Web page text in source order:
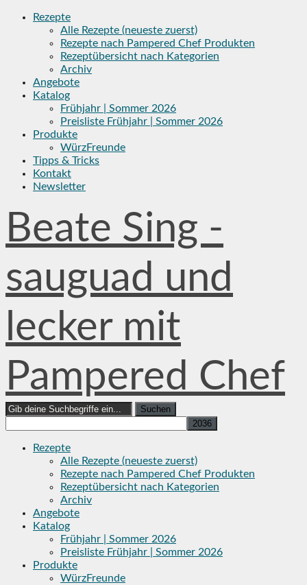
Skip
Rezepte
Alle Rezepte (neueste zuerst)
Rezepte nach Pampered Chef Produkten
Rezeptübersicht nach Kategorien
Archiv
Angebote
Katalog
Frühjahr | Sommer 2026
Preisliste Frühjahr | Sommer 2026
Produkte
WürzFreunde
Tipps & Tricks
Kontakt
Newsletter
Beate Sing -
sauguad und
lecker mit
Pampered Chef
Search
for:
Rezepte
Alle Rezepte (neueste zuerst)
Rezepte nach Pampered Chef Produkten
Rezeptübersicht nach Kategorien
Archiv
Angebote
Katalog
Frühjahr | Sommer 2026
Preisliste Frühjahr | Sommer 2026
Produkte
WürzFreunde